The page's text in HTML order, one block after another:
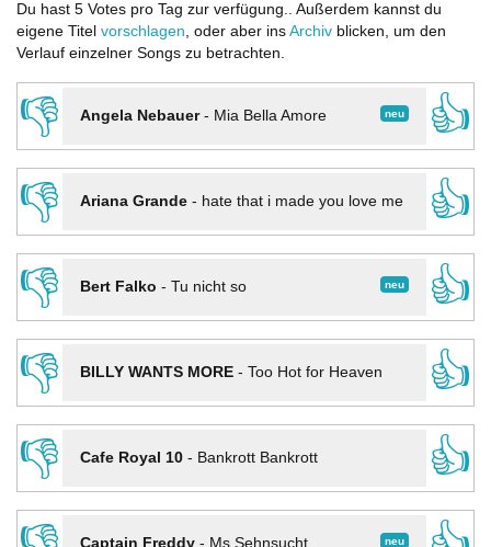
Du hast 5 Votes pro Tag zur verfügung.. Außerdem kannst du
eigene Titel vorschlagen, oder aber ins Archiv blicken, um den
Verlauf einzelner Songs zu betrachten.
👎 neu
Angela Nebauer- Mia Bella Amore
👍
👎
Ariana Grande- hate that i made you love me
👍
👎
neu
Bert Falko - Tu nicht so
👍
👎
BILLY WANTS MORE- Too Hot for Heaven
👍
👎
Cafe Royal 10- Bankrott Bankrott
👍
neu
Captain Freddy- Ms Sehnsucht